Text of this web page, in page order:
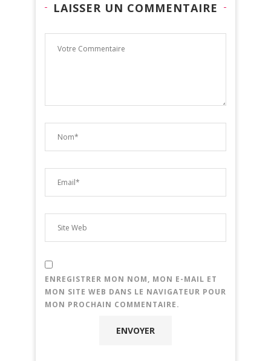
LAISSER UN COMMENTAIRE
ENREGISTRER MON NOM, MON E-MAIL ET
MON SITE WEB DANS LE NAVIGATEUR POUR
MON PROCHAIN COMMENTAIRE.